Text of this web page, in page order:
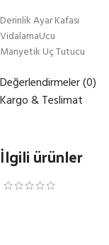
Derinlik Ayar Kafası
VidalamaUcu
Manyetik Uç Tutucu
Değerlendirmeler (0)
Kargo & Teslimat
İlgili ürünler